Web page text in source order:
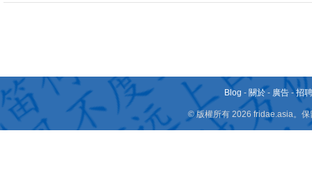
Blog - 關於 - 廣告 -招
© 版權所有 2026 fridae.asia。